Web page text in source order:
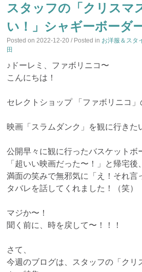
スタッフの「クリスマ
い！」シャギーボーダ
Posted on2022-12-20 / Posted in お洋服＆スタ
田
♪ドーレミ、ファボリニコ〜
こんにちは！
セレクトショップ 「ファボリニコ」
映画「スラムダンク」を観に行きた
公開早々に観に行ったバスケットボ
「超いい映画だった〜！」と帰宅
満面の笑みで無邪気に「え！それ言
タバレを話してくれました！（笑）
マジか〜！
聞く前に、時を戻して〜！！！
さて、
今週のブログは、スタッフの「クリ